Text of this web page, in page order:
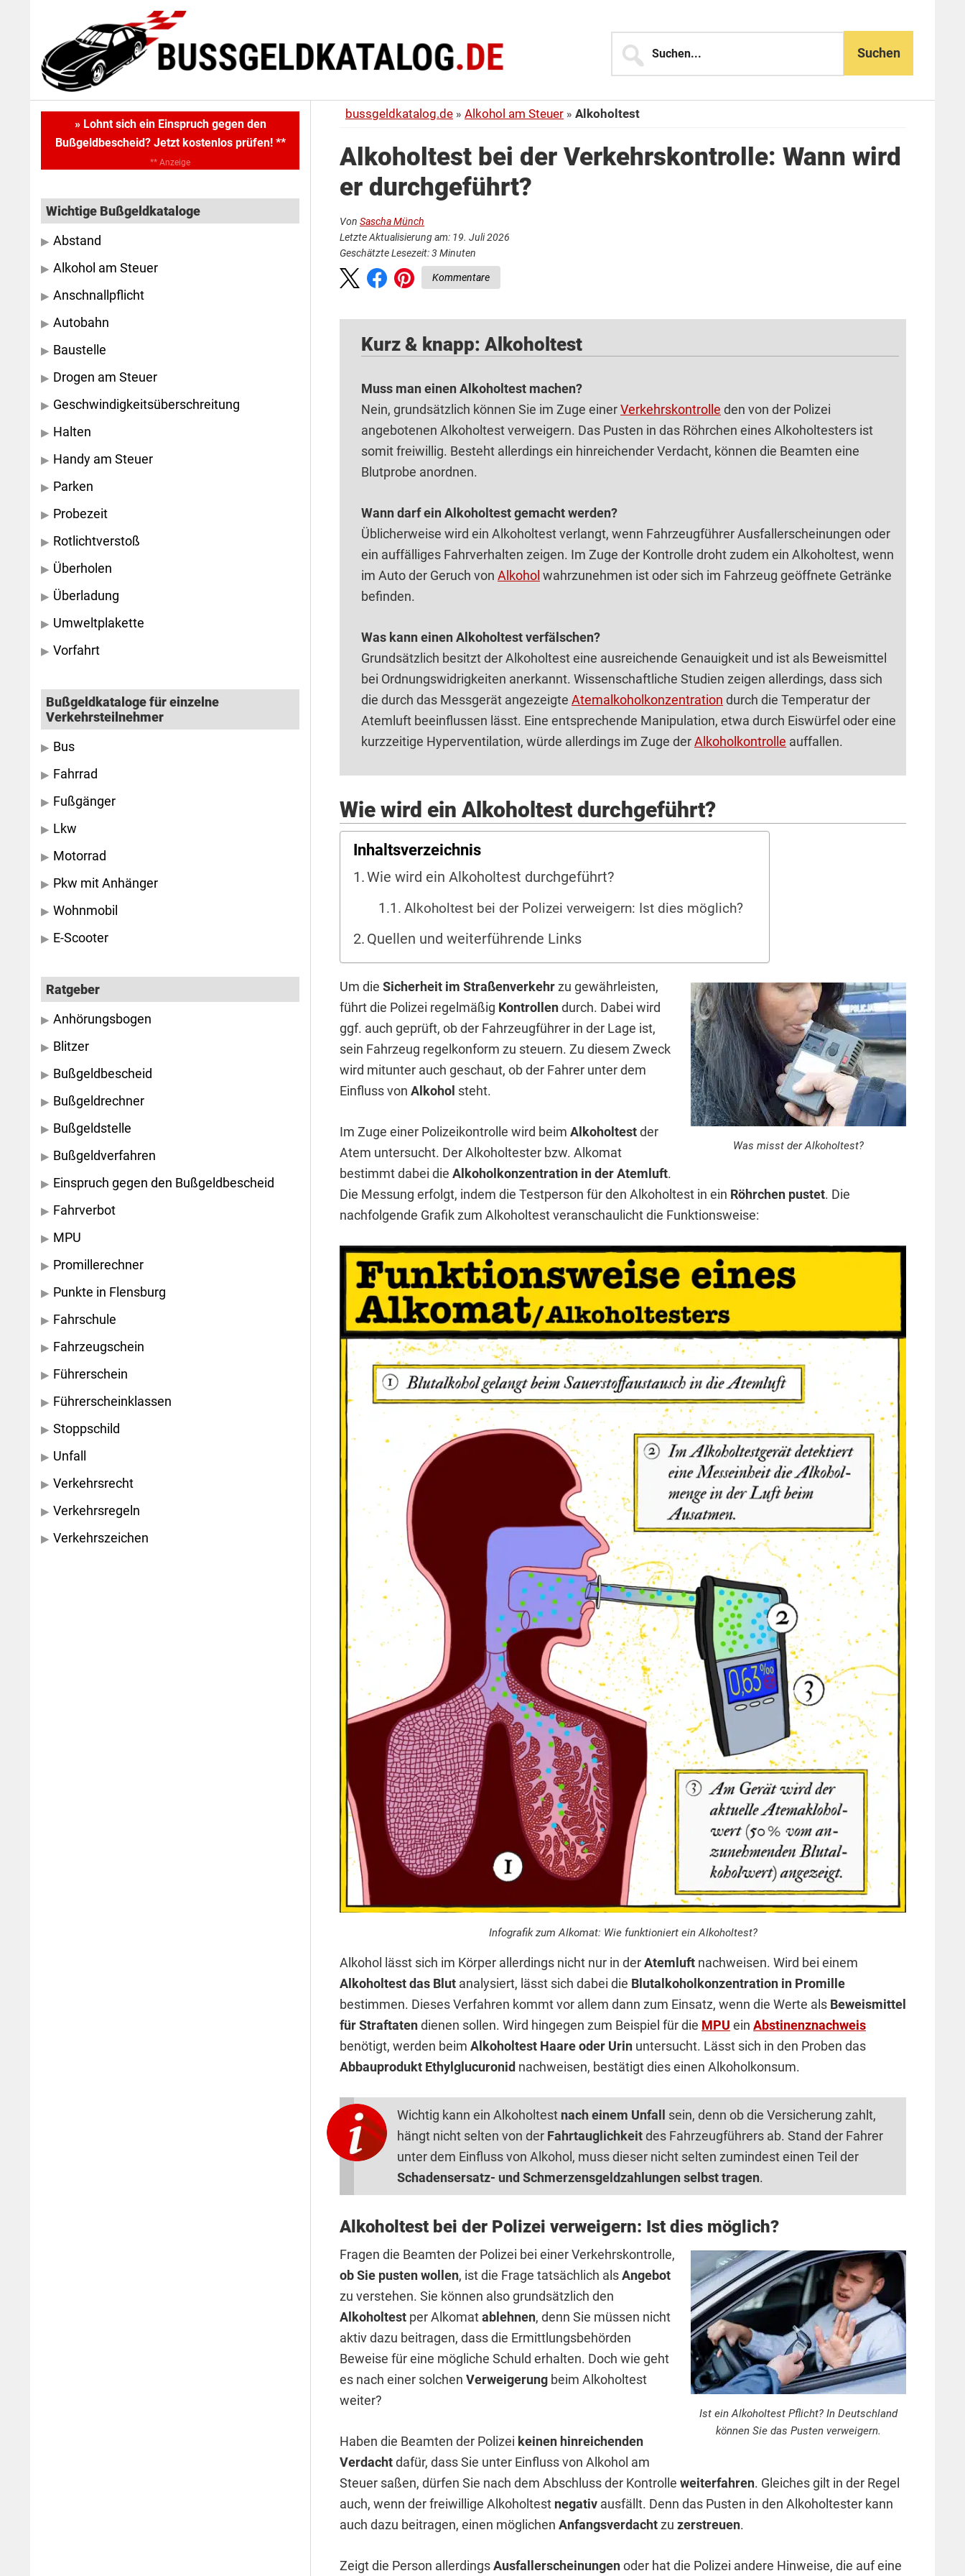
content
sidebar
bussgeldkatalog.de Alkohol am Steuer Alkoholtest
Alkoholtest bei der Verkehrskontrolle: Wann wird
er durchgeführt?
Von Sascha Münch
Letzte Aktualisierung am: 19. Juli 2026
Geschätzte Lesezeit:3 Minuten
Kommentare
Kurz & knapp: Alkoholtest
Muss man einen Alkoholtest machen?
Nein, grundsätzlich können Sie im Zuge einerVerkehrskontrolle den von der Polizei
angebotenen Alkoholtest verweigern. Das Pusten in das Röhrchen eines Alkoholtesters ist
somit freiwillig. Besteht allerdings ein hinreichender Verdacht, können die Beamten eine
Blutprobe anordnen.
Wann darf ein Alkoholtest gemacht werden?
Üblicherweise wird ein Alkoholtest verlangt, wenn Fahrzeugführer Ausfallerscheinungen oder
ein auffälliges Fahrverhalten zeigen. Im Zuge der Kontrolle droht zudem ein Alkoholtest, wenn
im Auto der Geruch von Alkohol wahrzunehmen ist oder sich im Fahrzeug geöffnete Getränke
befinden.
Was kann einen Alkoholtest verfälschen?
Grundsätzlich besitzt der Alkoholtest eine ausreichende Genauigkeit und ist als Beweismittel
bei Ordnungswidrigkeiten anerkannt. Wissenschaftliche Studien zeigen allerdings, dass sich
die durch das Messgerät angezeigte Atemalkoholkonzentration durch die Temperatur der
Atemluft beeinflussen lässt. Eine entsprechende Manipulation, etwa durch Eiswürfel oder eine
kurzzeitige Hyperventilation, würde allerdings im Zuge derAlkoholkontrolle auffallen.
Wie wird ein Alkoholtest durchgeführt?
Inhaltsverzeichnis
Wie wird ein Alkoholtest durchgeführt?
Alkoholtest bei der Polizei verweigern: Ist dies möglich?
Quellen und weiterführende Links
Was misst der Alkoholtest?
Um die Sicherheit im Straßenverkehrzu gewährleisten,
führt die Polizei regelmäßig Kontrollendurch. Dabei wird
ggf. auch geprüft, ob der Fahrzeugführer in der Lage ist,
sein Fahrzeug regelkonform zu steuern. Zu diesem Zweck
wird mitunter auch geschaut, ob der Fahrer unter dem
Einfluss von Alkohol steht.
Im Zuge einer Polizeikontrolle wird beim Alkoholtestder
Atem untersucht. Der Alkoholtester bzw. Alkomat
bestimmt dabei die Alkoholkonzentration in der Atemluft.
Die Messung erfolgt, indem die Testperson für den Alkoholtest in ein Röhrchen pustet. Die
nachfolgende Grafik zum Alkoholtest veranschaulicht die Funktionsweise:
Infografik zum Alkomat: Wie funktioniert ein Alkoholtest?
Alkohol lässt sich im Körper allerdings nicht nur in derAtemluft nachweisen. Wird bei einem
Alkoholtest das Blut analysiert, lässt sich dabei die Blutalkoholkonzentration in Promille
bestimmen. Dieses Verfahren kommt vor allem dann zum Einsatz, wenn die Werte als Beweismittel
für Straftatendienen sollen. Wird hingegen zum Beispiel für die MPU ein Abstinenznachweis
benötigt, werden beim Alkoholtest Haare oder Urin untersucht. Lässt sich in den Proben das
Abbau­produkt Ethyl­glucuronid nachweisen, bestätigt dies einen Alkoholkonsum.
Wichtig kann ein Alkoholtest nach einem Unfall sein, denn ob die Versicherung zahlt,
hängt nicht selten von der Fahrtauglichkeitdes Fahrzeugführers ab. Stand der Fahrer
unter dem Einfluss von Alkohol, muss dieser nicht selten zumindest einen Teil der
Schadensersatz- und Schmerzensgeldzahlungen selbst tragen.
Alkoholtest bei der Polizei verweigern: Ist dies möglich?
Ist ein Alkoholtest Pflicht? In Deutschland
können Sie das Pusten verweigern.
Fragen die Beamten der Polizei bei einer Verkehrskontrolle,
ob Sie pusten wollen, ist die Frage tatsächlich alsAngebot
zu verstehen. Sie können also grundsätzlich den
Alkoholtest per Alkomatablehnen, denn Sie müssen nicht
aktiv dazu beitragen, dass die Ermittlungsbehörden
Beweise für eine mögliche Schuld erhalten. Doch wie geht
es nach einer solchen Verweigerung beim Alkoholtest
weiter?
Haben die Beamten der Polizei keinen hinreichenden
Verdachtdafür, dass Sie unter Einfluss von Alkohol am
Steuer saßen, dürfen Sie nach dem Abschluss der Kontrolle weiterfahren. Gleiches gilt in der Regel
auch, wenn der freiwillige Alkoholtest negativ ausfällt. Denn das Pusten in den Alkoholtester kann
auch dazu beitragen, einen möglichen Anfangsverdachtzu zerstreuen.
Zeigt die Person allerdingsAusfallerscheinungenoder hat die Polizei andere Hinweise, die auf eine
Primary
Sidebar
» Lohnt sich ein Einspruch gegen den
Bußgeldbescheid? Jetzt kostenlos prüfen! **
** Anzeige
Wichtige Bußgeldkataloge
Abstand
Alkohol am Steuer
Anschnallpflicht
Autobahn
Baustelle
Drogen am Steuer
Geschwindigkeitsüberschreitung
Halten
Handy am Steuer
Parken
Probezeit
Rotlichtverstoß
Überholen
Überladung
Umweltplakette
Vorfahrt
Bußgeldkataloge für einzelne
Verkehrsteilnehmer
Bus
Fahrrad
Fußgänger
Lkw
Motorrad
Pkw mit Anhänger
Wohnmobil
E-Scooter
Ratgeber
Anhörungsbogen
Blitzer
Bußgeldbescheid
Bußgeldrechner
Bußgeldstelle
Bußgeldverfahren
Einspruch gegen den Bußgeldbescheid
Fahrverbot
MPU
Promillerechner
Punkte in Flensburg
Fahrschule
Fahrzeugschein
Führerschein
Führerscheinklassen
Stoppschild
Unfall
Verkehrsrecht
Verkehrsregeln
Verkehrszeichen